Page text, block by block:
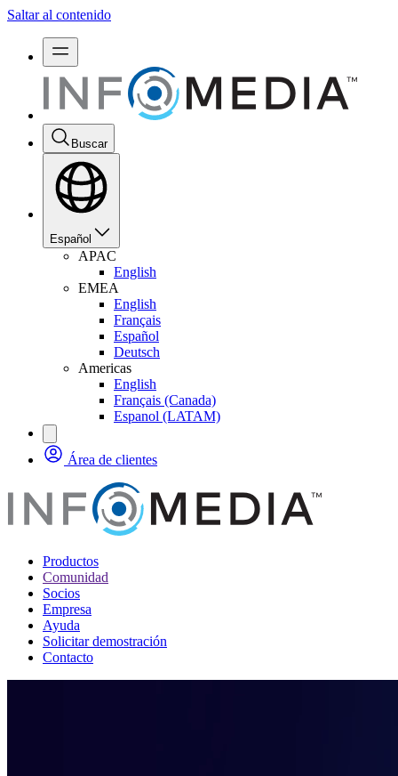
Saltar al contenido
Buscar
Español
APAC
English
EMEA
English
Français
Español
Deutsch
Americas
English
Français (Canada)
Espanol (LATAM)
Área de clientes
Productos
Comunidad
Socios
Empresa
Ayuda
Solicitar demostración
Contacto